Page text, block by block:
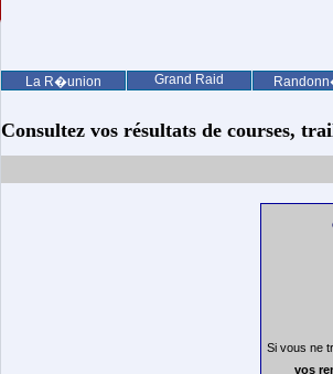
La R�union Grand Raid
Consultez vos résultats de courses,
Si vous ne
vos